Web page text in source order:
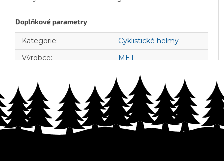
Doplňkové parametry
Kategorie:
Cyklistické helmy
Výrobce: MET
Z